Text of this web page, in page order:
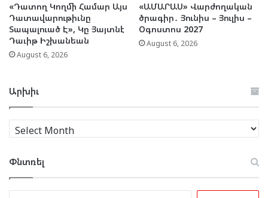
«Դատող Կողմի Համար Այս
Դատավարութիւնը
Տապալուած Է», Կը Յայտնէ
Դաւիթ Իշխանեան
August 6, 2026
«ԱՄԱՐԱՍ» Վարժողական
ծրագիր․ Յունիս – Յուլիս –
Օգոստոս 2027
August 6, 2026
Արխիւ
Արխիւ
Փնտռել